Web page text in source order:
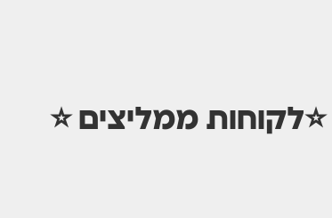
⭐לקוחות ממליצים ⭐